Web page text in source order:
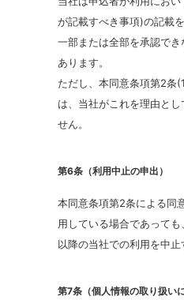
が記載すべき事項)の記載
一部または全部を承認で
あります。
ただし、本同意条項第2条
は、当社がこれを理由と
せん。
第6条（利用中止の申出）
本同意条項第2条による同
用している場合であって
以降の当社での利用を中止
第7条（個人情報の取り扱い